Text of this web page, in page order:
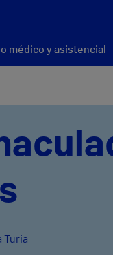
médico y asistencial
Turia